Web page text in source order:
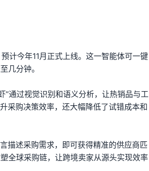
计今年11月正式上线。这一智能体可一键
几分钟。
”通过视觉识别和语义分析，让热销品与工
采购决策效率，还大幅降低了试错成本和
描述采购需求，即可获得精准的供应商匹
全球采购链，让跨境卖家从源头实现效率